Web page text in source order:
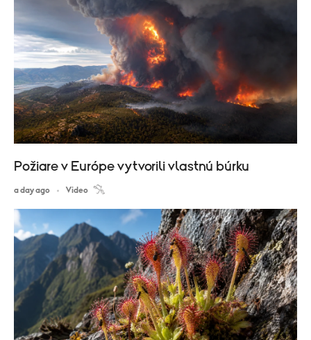
Požiare v Európe vytvorili vlastnú búrku
a day ago Video